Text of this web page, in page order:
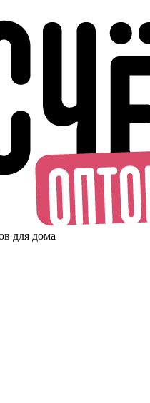
для дома